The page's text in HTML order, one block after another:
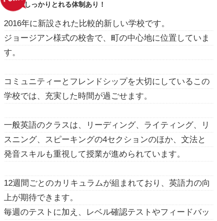
しっかりとれる体制あり！
2016年に新設された比較的新しい学校です。
ジョージアン様式の校舎で、町の中心地に位置していま
す。
コミュニティーとフレンドシップを大切にしているこの
学校では、充実した時間が過ごせます。
一般英語のクラスは、リーディング、ライティング、リ
スニング、スピーキングの4セクションのほか、文法と
発音スキルも重視して授業が進められています。
12週間ごとのカリキュラムが組まれており、英語力の向
上が期待できます。
毎週のテストに加え、レベル確認テストやフィードバッ